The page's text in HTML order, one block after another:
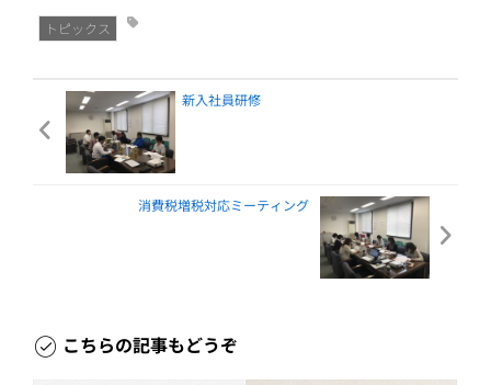
トピックス
新入社員研修
消費税増税対応ミーティング
こちらの記事もどうぞ